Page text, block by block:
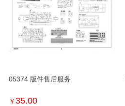
05374 版件售后服务
￥35.00